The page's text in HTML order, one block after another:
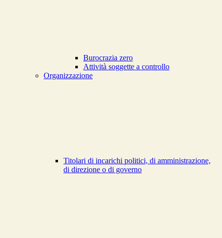
Burocrazia zero
Attività soggette a controllo
Organizzazione
Titolari di incarichi politici, di amministrazione,
di direzione o di governo